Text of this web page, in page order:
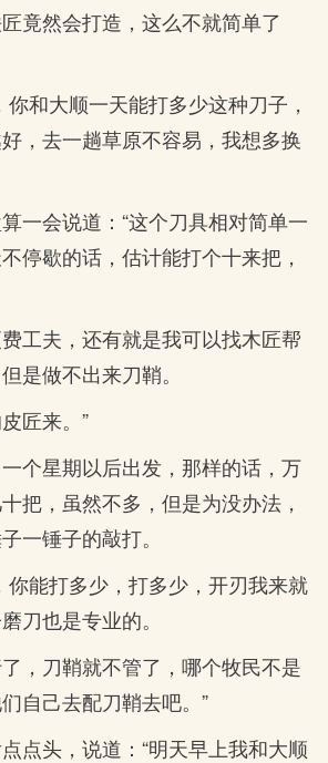
竟然会打造，这么不就简单了
你和大顺一天能打多少这种刀子，
，去一趟草原不容易，我想多换
一会说道：“这个刀具相对简单一
停歇的话，估计能打个十来把，
工夫，还有就是我可以找木匠帮
是做不出来刀鞘。
匠来。”
个星期以后出发，那样的话，万
把，虽然不多，但是为没办法，
一锤子的敲打。
你能打多少，打多少，开刃我来就
刀也是专业的。
，刀鞘就不管了，哪个牧民不是
自己去配刀鞘去吧。”
点头，说道：“明天早上我和大顺